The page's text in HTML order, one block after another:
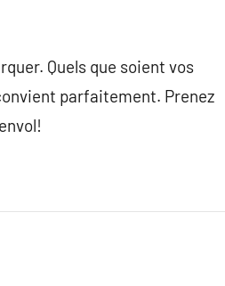
Quels que soient vos
parfaitement. Prenez